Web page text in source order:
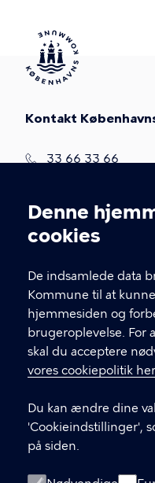
Denne
cookies
De indsamlede data
Kommune til at
hjemmesiden og
brugeroplevelse. For
skal du acceptere
vores cookiepolitik her
Du kan ændre dine
'Cookieindstillinger',
på siden.
Kontakt
T
33 66 33 66
CVR-nummer
Hvis du vil klage
Databeskyttelse
Job
Om hjemmesiden